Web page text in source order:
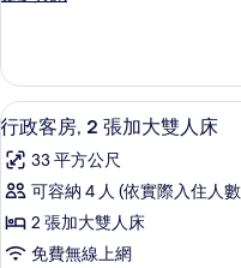
大
雙
人
床,
邊
間
的
客
房,
1
張
特
大
人
床,
顯
示
行
政
客
2
行政客房, 2 張加大雙人床
33 平方公尺
可容納 4 人 (依實際入住人
2 張加大雙人床
免費無線上網